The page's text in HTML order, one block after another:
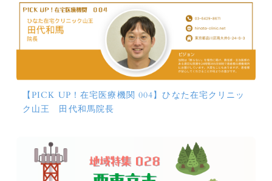
【PICK UP！在宅医療機関 004】ひなた在宅クリニッ
ク山王 田代和馬院長